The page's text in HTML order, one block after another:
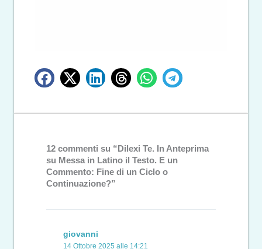
12 commenti su “Dilexi Te. In Anteprima
su Messa in Latino il Testo. E un
Commento: Fine di un Ciclo o
Continuazione?”
giovanni
14 Ottobre 2025 alle 14:21